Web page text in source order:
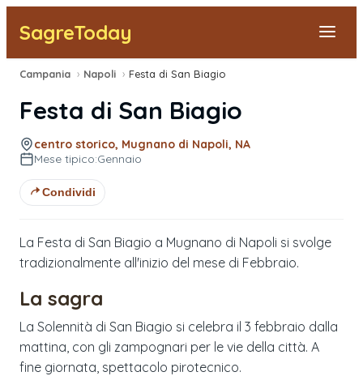
SagreToday
Segnala una sagra
Vicino a Me
Campania › Napoli › Festa di San Biagio
Festa di San Biagio
centro storico, Mugnano di Napoli, NA
Mese tipico:Gennaio
Condividi
La Festa di San Biagio a Mugnano di Napoli si svolge
tradizionalmente all'inizio del mese di Febbraio.
La sagra
La Solennità di San Biagio si celebra il 3 febbraio dalla
mattina, con gli zampognari per le vie della città. A
fine giornata, spettacolo pirotecnico.